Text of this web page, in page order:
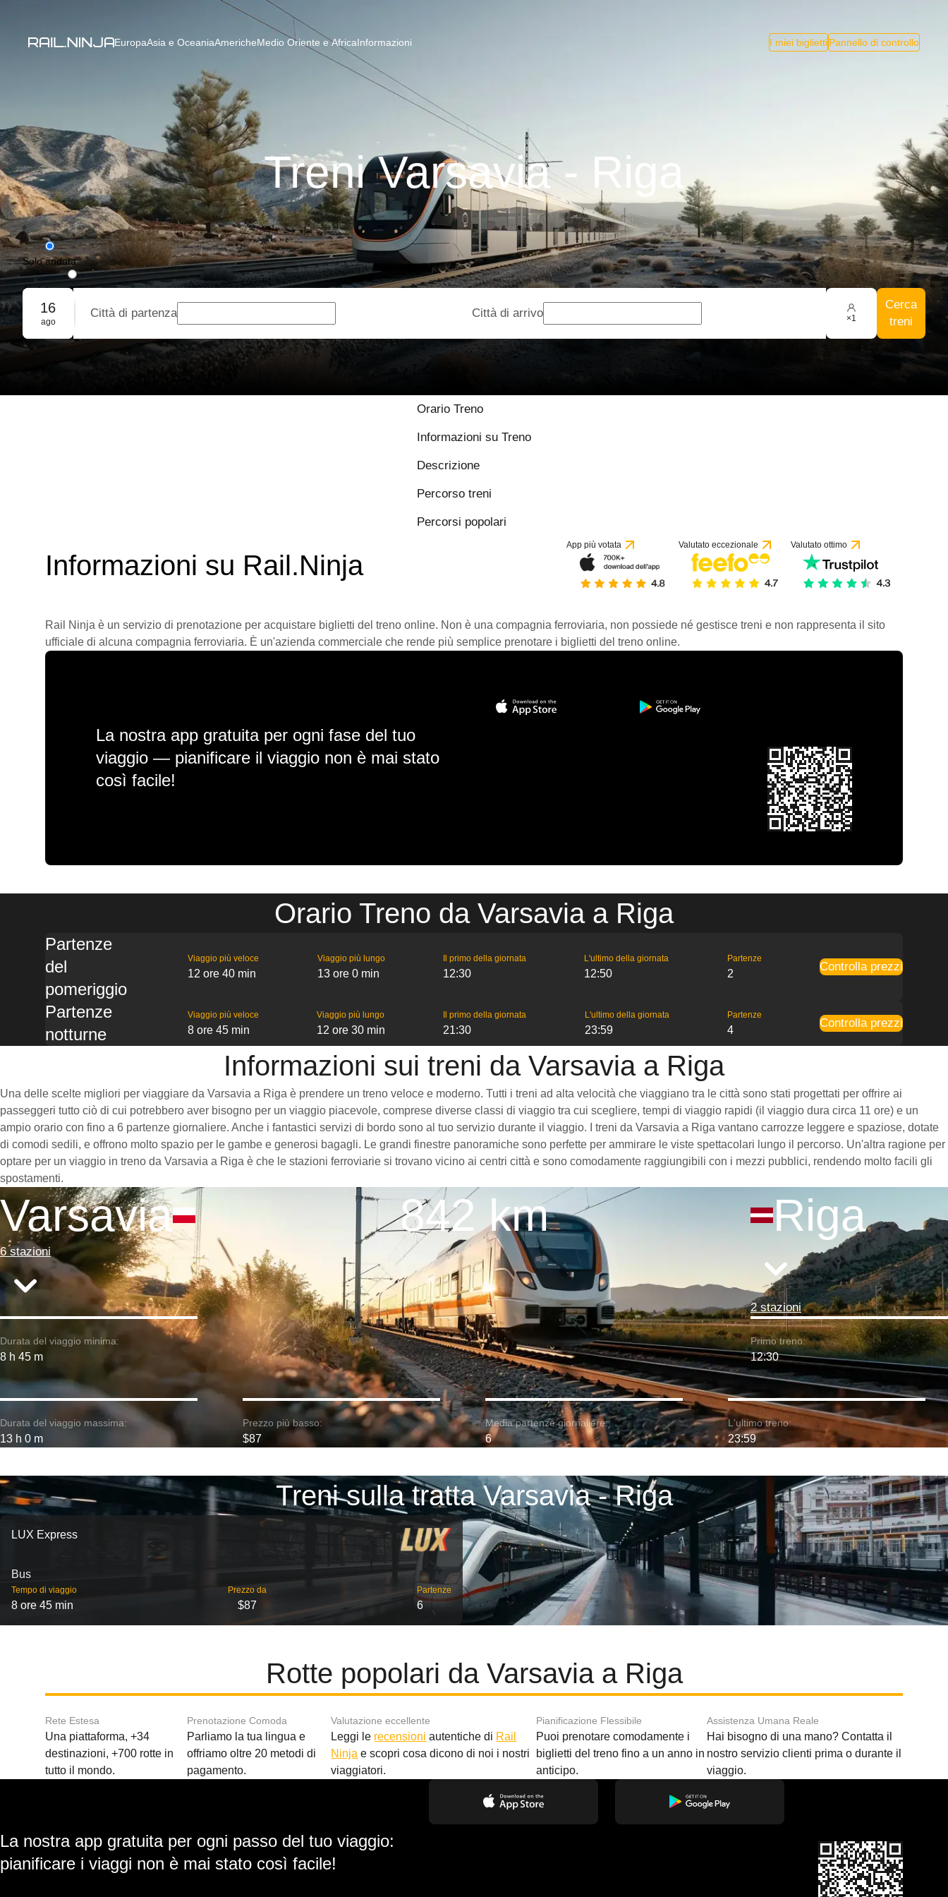
EuropaAsia e OceaniaAmericheMedio Oriente e AfricaInformazioni I miei bigliettiPannello di controllo
Treni Varsavia - Riga
Solo andata
Andata e ritorno
Prenotazione di gruppo
16
ago
Città di partenza Città di arrivo ×1
Cerca
treni
Orario Treno
Informazioni su Treno
Descrizione
Percorso treni
Percorsi popolari
Informazioni su Rail.Ninja
App più votata Valutato eccezionale Valutato ottimo
Rail Ninja è un servizio di prenotazione per acquistare biglietti del treno online. Non è una compagnia ferroviaria, non possiede né gestisce treni e non rappresenta il sito
ufficiale di alcuna compagnia ferroviaria. È un'azienda commerciale che rende più semplice prenotare i biglietti del treno online.
La nostra app gratuita per ogni fase del tuo
viaggio — pianificare il viaggio non è mai stato
così facile!
Orario Treno da Varsavia a Riga
Partenze
del
pomeriggio
Viaggio più veloce
12 ore 40 min
Viaggio più lungo
13 ore 0 min
Il primo della giornata
12:30
L'ultimo della giornata
12:50
Partenze
2
Controlla prezzi
Partenze
notturne
Viaggio più veloce
8 ore 45 min
Viaggio più lungo
12 ore 30 min
Il primo della giornata
21:30
L'ultimo della giornata
23:59
Partenze
4
Controlla prezzi
Informazioni sui treni da Varsavia a Riga
Una delle scelte migliori per viaggiare da Varsavia a Riga è prendere un treno veloce e moderno. Tutti i treni ad alta velocità che viaggiano tra le città sono stati progettati per offrire ai
passeggeri tutto ciò di cui potrebbero aver bisogno per un viaggio piacevole, comprese diverse classi di viaggio tra cui scegliere, tempi di viaggio rapidi (il viaggio dura circa 11 ore) e un
ampio orario con fino a 6 partenze giornaliere. Anche i fantastici servizi di bordo sono al tuo servizio durante il viaggio. I treni da Varsavia a Riga vantano carrozze leggere e spaziose, dotate
di comodi sedili, e offrono molto spazio per le gambe e generosi bagagli. Le grandi finestre panoramiche sono perfette per ammirare le viste spettacolari lungo il percorso. Un'altra ragione per
optare per un viaggio in treno da Varsavia a Riga è che le stazioni ferroviarie si trovano vicino ai centri città e sono comodamente raggiungibili con i mezzi pubblici, rendendo molto facili gli
spostamenti.
Varsavia
6 stazioni
842 km Riga
2 stazioni
Durata del viaggio minima:
8 h 45 m
Primo treno:
12:30
Durata del viaggio massima:
13 h 0 m
Prezzo più basso:
$87
Media partenze giornaliere:
6
L'ultimo treno:
23:59
Treni sulla tratta Varsavia - Riga
LUX Express
Bus
Tempo di viaggio
8 ore 45 min
Prezzo da
$87
Partenze
6
Rotte popolari da Varsavia a Riga
Rete Estesa
Una piattaforma, +34
destinazioni, +700 rotte in
tutto il mondo.
Prenotazione Comoda
Parliamo la tua lingua e
offriamo oltre 20 metodi di
pagamento.
Valutazione eccellente
Leggi le recensioni autentiche di Rail
Ninja e scopri cosa dicono di noi i nostri
viaggiatori.
Pianificazione Flessibile
Puoi prenotare comodamente i
biglietti del treno fino a un anno in
anticipo.
Assistenza Umana Reale
Hai bisogno di una mano? Contatta il
nostro servizio clienti prima o durante il
viaggio.
La nostra app gratuita per ogni passo del tuo viaggio:
pianificare i viaggi non è mai stato così facile!